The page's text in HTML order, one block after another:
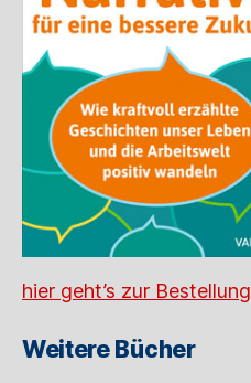
hier geht’s zur Bestellung
Weitere Bücher